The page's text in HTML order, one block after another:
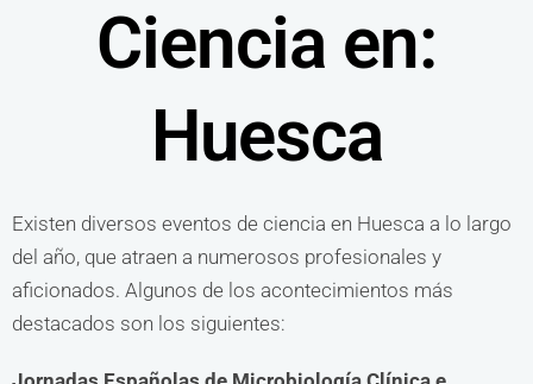
Ciencia en:
Huesca
Existen diversos eventos de ciencia en Huesca a lo largo
del año, que atraen a numerosos profesionales y
aficionados. Algunos de los acontecimientos más
destacados son los siguientes: